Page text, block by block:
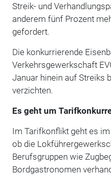
Streik- und
anderem fünf Prozent
gefordert.
Die konkurrierende
Verkehrsgewerkschaft
Januar hinein auf Streiks
verzichten.
Es geht um
Im Tarifkonflikt geht es
ob die
Berufsgruppen wie
Bordgastronomen